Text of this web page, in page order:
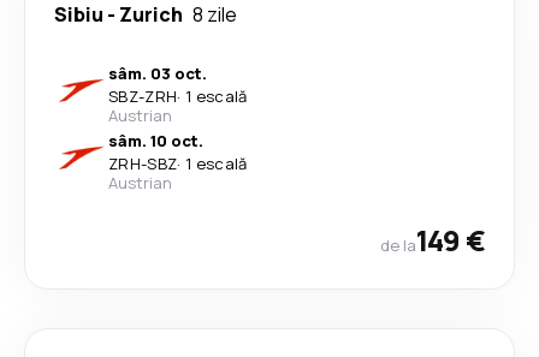
Sibiu - Zurich 8 zile
sâm. 03 oct.
SBZ-ZRH· 1 escală
Austrian
sâm. 10 oct.
ZRH-SBZ· 1 escală
Austrian
de la149 €